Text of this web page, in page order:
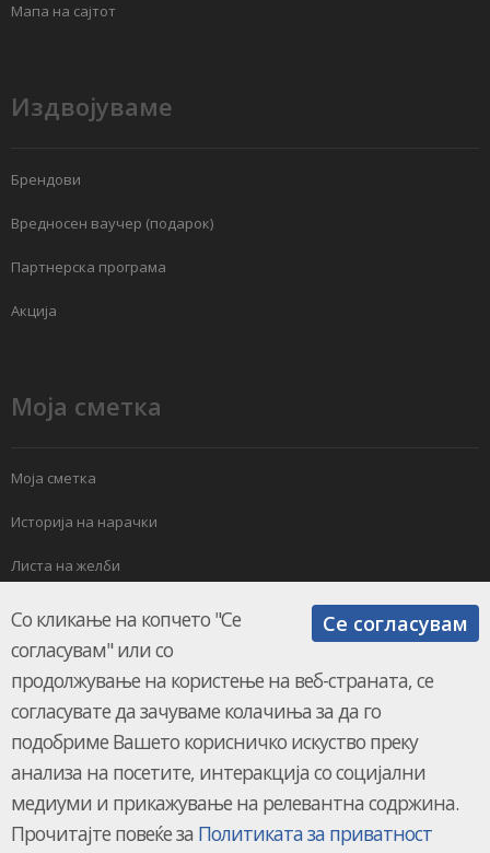
Мапа на сајтот
Издвојуваме
Брендови
Вредносен ваучер (подарок)
Партнерска програма
Акција
Моја сметка
Моја сметка
Историја на нарачки
Листа на желби
Електронски билтен
КЛИМАМАРКЕТ.мк © 2026. UKION SHOPS
Се согласувам
Со кликање на копчето "Се
согласувам" или со
продолжување на користење на веб-страната, се
согласувате да зачуваме колачиња за да го
подобриме Вашето корисничко искуство преку
анализа на посетите, интеракција со социјални
медиуми и прикажување на релевантна содржина.
Прочитајте повеќе за Политиката за приватност